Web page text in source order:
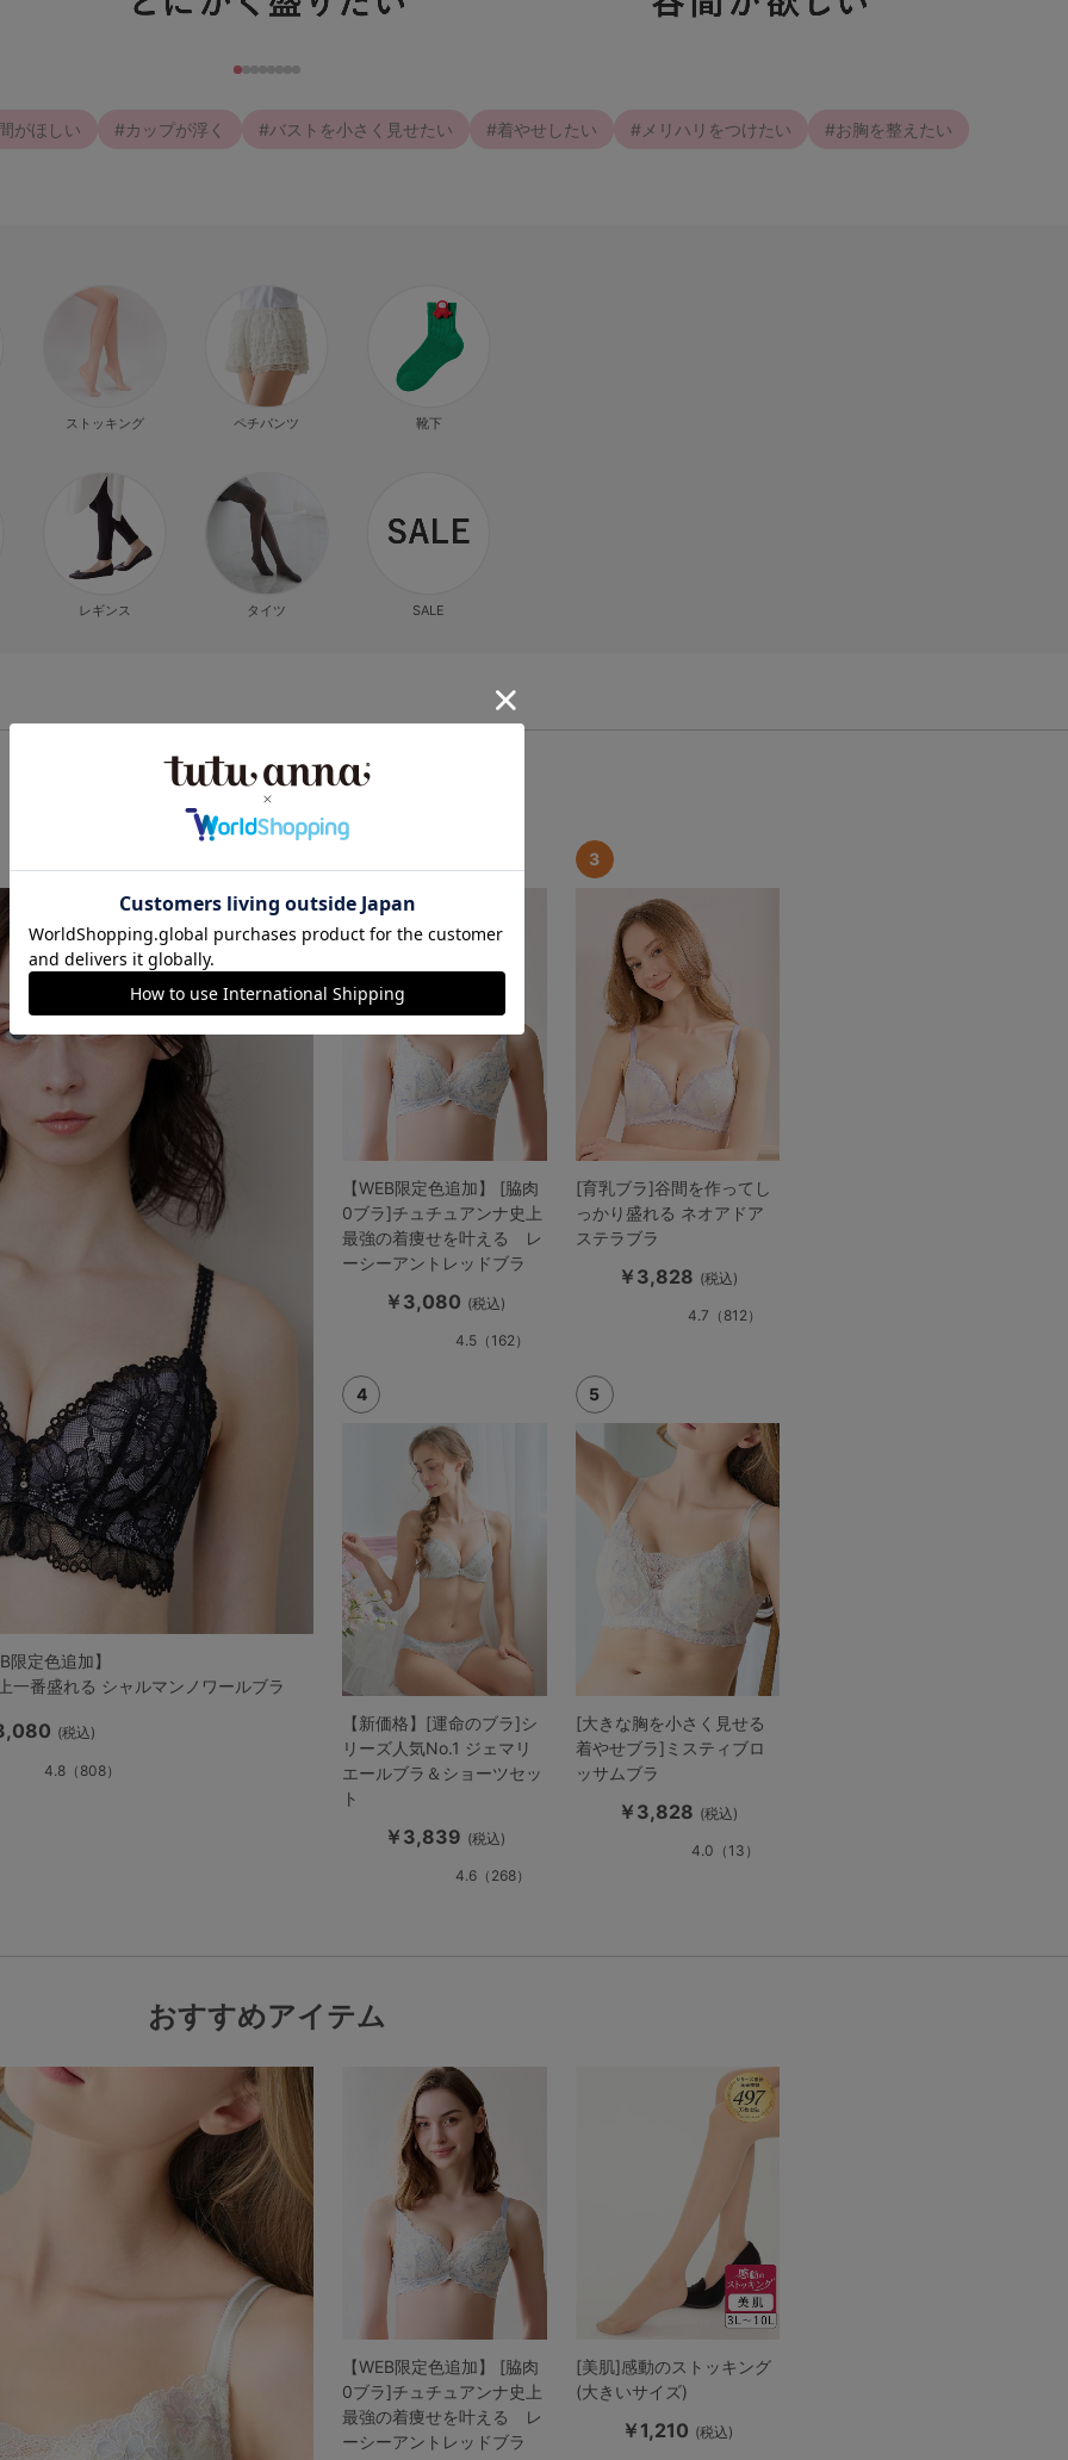
がほしい #カップが浮く #バストを小さく見せたい #着やせしたい #メリハリをつけたい #お胸を整えたい
ストッキング
レギンス
ペチパンツ
タイツ
靴下
SALE
ランキング
限定色追加】
一番盛れる シャルマンノワールブラ
(税込)
4.8（808）
【WEB限定色追加】 [脇肉
0ブラ]チュチュアンナ史上
最強の着痩せを叶える レ
ーシーアントレッドブラ
￥3,080 (税込)
4.5 （162）
[育乳ブラ]谷間を作ってし
っかり盛れる ネオアドア
ステラブラ
￥3,828 (税込)
4.7 （812）
【新価格】[運命のブラ]シ
リーズ人気No.1 ジェマリ
エールブラ＆ショーツセッ
ト
￥3,839 (税込)
4.6（268）
[大きな胸を小さく見せる
着やせブラ]ミスティブロ
ッサムブラ
￥3,828 (税込)
4.0 （13）
おすすめアイテム
【WEB限定色追加】 [脇肉
0ブラ]チュチュアンナ史上
最強の着痩せを叶える レ
ーシーアントレッドブラ
[美肌]感動のストッキング
(大きいサイズ)
￥1,210 (税込)